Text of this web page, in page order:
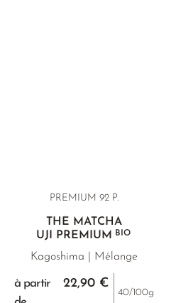
PREMIUM 92 P.
THÉ MATCHA
UJI PREMIUMBIO
Kagoshima | Mélange
à partir
22,90 €
40/100g